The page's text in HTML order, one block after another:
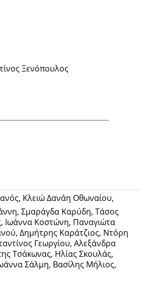
Ξενόπουλος
Κλειώ Δανάη Οθωναίου,
Σμαράγδα Καρύδη, Τάσος
Ιωάννα Κοστώνη, Παναγιώτα
Δημήτρης Καράτζιος, Ντόρη
Γεωργίου, Αλεξάνδρα
Τσάκωνας, Ηλίας Σκουλάς,
Σάλμη, Βασίλης Μήλιος,